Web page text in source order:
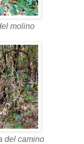
molino
del camino